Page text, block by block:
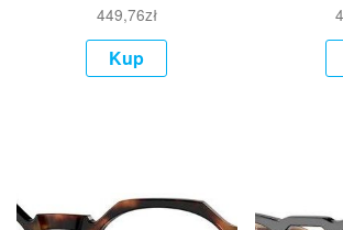
449,76zł
Kup